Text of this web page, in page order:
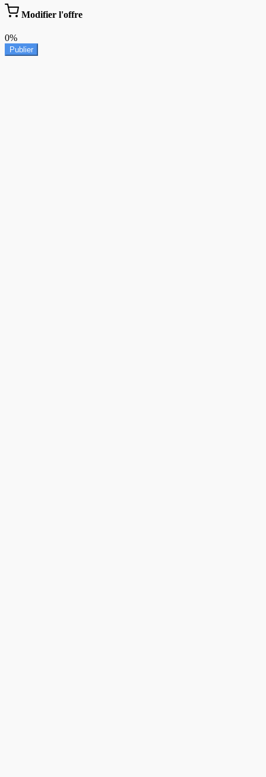
Modifier l'offre
0%
Publier